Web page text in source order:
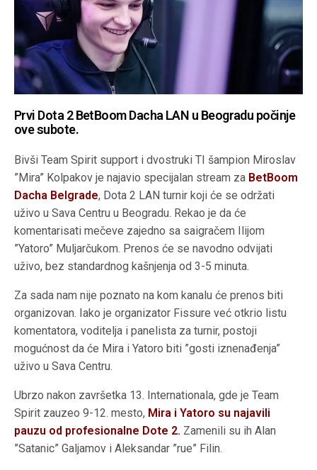
Prvi Dota 2 BetBoom Dacha LAN u Beogradu počinje
ove subote.
Bivši Team Spirit support i dvostruki TI šampion Miroslav
”Mira” Kolpakov je najavio specijalan stream za BetBoom
Dacha Belgrade, Dota 2 LAN turnir koji će se održati
uživo u Sava Centru u Beogradu. Rekao je da će
komentarisati mečeve zajedno sa saigračem Ilijom
”Yatoro” Muljarčukom. Prenos će se navodno odvijati
uživo, bez standardnog kašnjenja od 3-5 minuta.
Za sada nam nije poznato na kom kanalu će prenos biti
organizovan. Iako je organizator Fissure već otkrio listu
komentatora, voditelja i panelista za turnir, postoji
mogućnost da će Mira i Yatoro biti ”gosti iznenađenja”
uživo u Sava Centru.
Ubrzo nakon završetka 13. Internationala, gde je Team
Spirit zauzeo 9-12. mesto, Mira i Yatoro su najavili
pauzu od profesionalne Dote 2. Zamenili su ih Alan
”Satanic” Galjamov i Aleksandar ”rue” Filin.